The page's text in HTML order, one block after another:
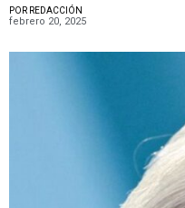
POR REDACCIÓN
febrero 20, 2025